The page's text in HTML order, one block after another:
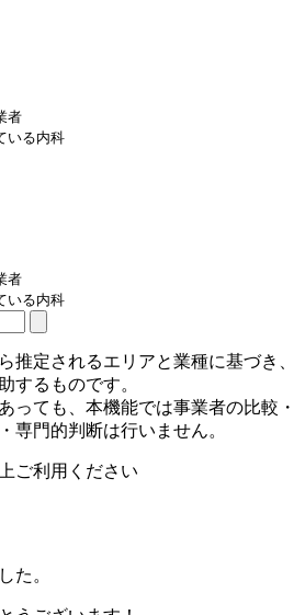
者
いる内科
者
いる内科
推定されるエリアと業種に基づき、
するものです。
っても、本機能では事業者の比較・
専門的判断は行いません。
ご利用ください
た。